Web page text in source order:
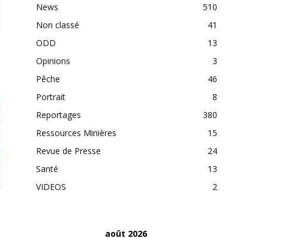
News
510
Non classé
41
ODD
13
Opinions
3
Pêche
46
Portrait
8
Reportages
380
Ressources Minières
15
Revue de Presse
24
Santé
13
VIDEOS
2
août 2026